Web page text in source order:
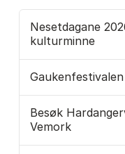
Nesetdagane
kulturminne
Gaukenfestivalen
Besøk
Vemork